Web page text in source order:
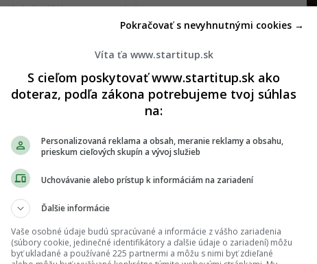
balíčkov je 124 kilogramov.
z Južnej Ameriky a mohli sa uvoľniť z
v posledných týždňoch.
hrozí mu 25 rokov väzenia až doživotie,“
„Zatiaľ tiež nevieme, akej kvality je droga
ovládli SUV za státisíce eur. Odborník
že čoskoro to môže byť minulosť, a poukazuje
trend
Víta ťa www.startitup.sk
S cieľom poskytovať www.startitup.sk ako
doteraz, podľa zákona potrebujeme tvoj súhlas
na:
Personalizovaná reklama a obsah, meranie reklamy a obsahu,
prieskum cieľových skupín a vývoj služieb
Uchovávanie alebo prístup k informáciám na zariadení
Ďalšie informácie
Vaše osobné údaje budú spracúvané a informácie z vášho zariadenia
(súbory cookie, jedinečné identifikátory a ďalšie údaje o zariadení) môžu
byť ukladané a používané 225 partnermi a môžu s nimi byť zdieľané
Pokračovať s nevyhnutnými cookies →